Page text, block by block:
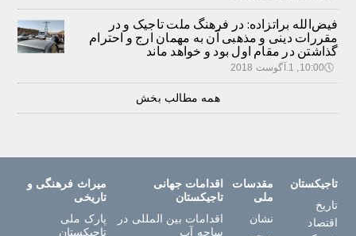
فیض‌الله براتزاده: در فرهنگ ملت تاجیک و در
مقررات دینی و مذهبی آن به مهمان ارج و احترام
گذاشتن در مقام اول بود و خواهد ماند
🕔10:00, 1.آگوست 2018
همه مطالب بخش
تاجیکستان
تاریخ
اقتصاد
مقدسات
ملی
نشان
اقدامات جهانی
تاجیکستان
اقدامات بین المللی در
ساحه آب
میراث فرهنگی و
تاریخی
پارک ملی
تاجیکستان